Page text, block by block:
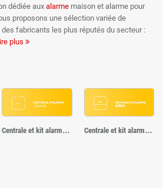
dédiée aux alarme maison et alarme pour
proposons une sélection variée de
fabricants les plus réputés du secteur :
plus
résidentiels et professionnels, en
la technologie avancée et la facilité
expertise unique dans le domaine de la
optimale pour votre domicile, pour
entreprise.
et de design fonctionnel. Les
Centrale et kit alarme Ajax Systems Centrale et kit alarme Dahua